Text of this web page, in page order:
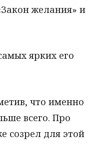
желания» и
ярких его
что именно
всего. Про
созрел для этой